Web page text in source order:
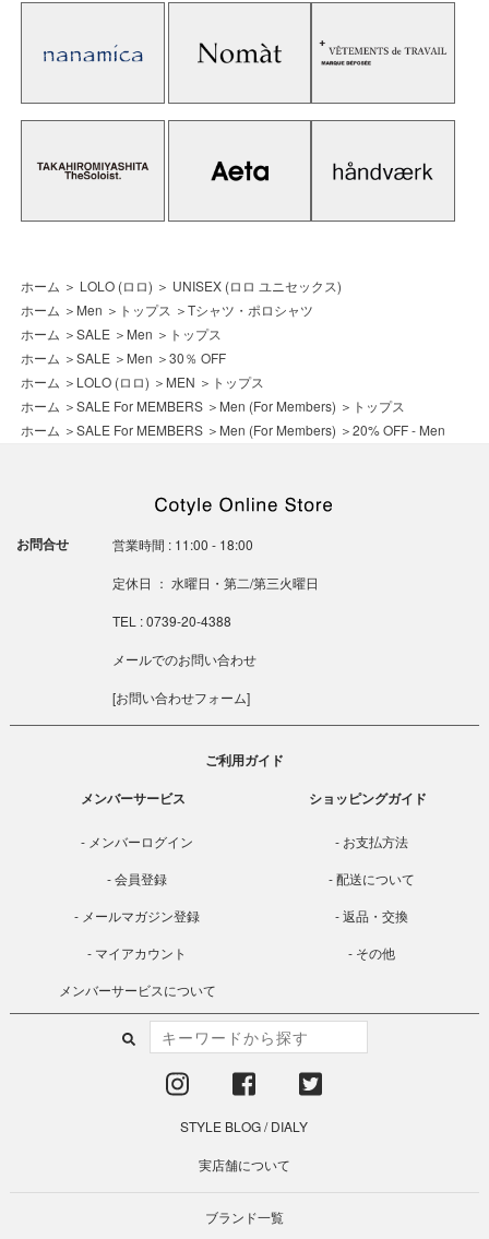
ホーム ＞ LOLO (ロロ) ＞ UNISEX (ロロ ユニセックス)
ホーム ＞ Men ＞ トップス ＞Tシャツ・ポロシャツ
ホーム ＞SALE ＞ Men ＞ トップス
ホーム ＞SALE ＞ Men ＞30％ OFF
ホーム ＞ LOLO (ロロ) ＞ MEN ＞ トップス
ホーム ＞SALE For MEMBERS ＞ Men (For Members) ＞ トップス
ホーム ＞SALE For MEMBERS ＞ Men (For Members) ＞20% OFF - Men
お問合せ 営業時間 : 11:00 - 18:00
定休日 ： 水曜日・第二/第三火曜日
TEL : 0739-20-4388
メールでのお問い合わせ
[お問い合わせフォーム]
ご利用ガイド
メンバーサービス
メンバーログイン
会員登録
メールマガジン登録
マイアカウント
メンバーサービスについて
ショッピングガイド
お支払方法
配送について
返品・交換
その他
STYLE BLOG/DIALY
実店舗について
ブランド一覧